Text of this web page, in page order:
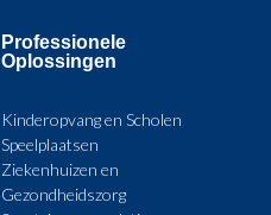
Professionele
Oplossingen
Kinderopvang en Scholen
Speelplaatsen
Ziekenhuizen en
Gezondheidszorg